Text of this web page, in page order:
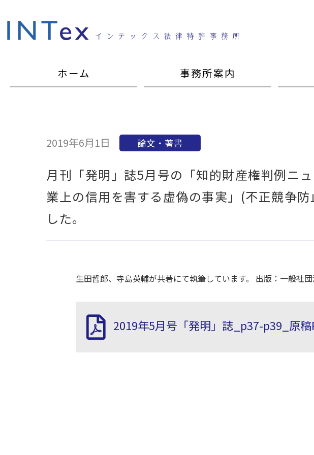
ホーム 事務所案内
2019年6月1日 論文・著書
月刊「発明」誌5月号の「知的財産権判例ニ
業上の信用を害する虚偽の事実」(不正競争
した。
生田哲郎、寺島英輔が共著にて執筆しています。 出版：一般社
2019年5月号「発明」誌_p37-p39_原稿